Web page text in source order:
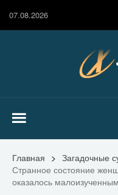
07.08.2026
Главная > Загадочные
Странное состояние
оказалось